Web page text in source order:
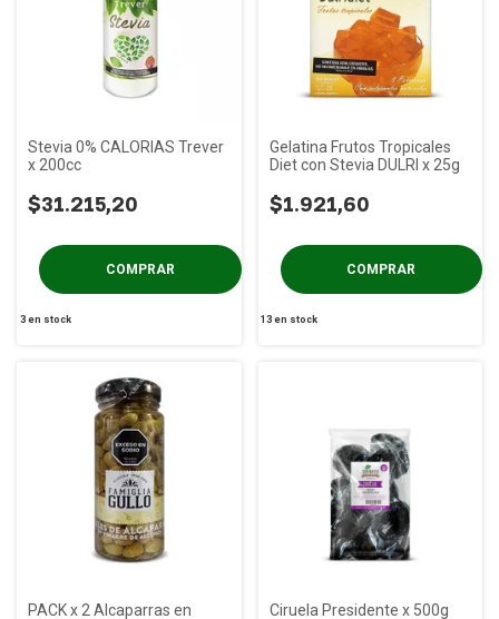
Stevia 0% CALORIAS Trever
x 200cc
$31.215,20
3en stock
Gelatina Frutos Tropicales
Diet con Stevia DULRI x 25g
$1.921,60
13 en stock
PACK x 2 Alcaparras en Ciruela Presidente x 500g